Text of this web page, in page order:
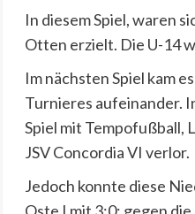
In diesem Spiel, waren
Otten erzielt. Die U-14
Im nächsten Spiel kam
Turnieres aufeinander.
Spiel mit Tempofußball,
JSV Concordia VI verlor.
Jedoch konnte diese